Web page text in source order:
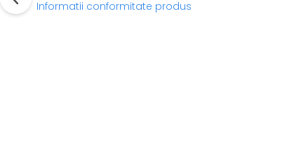
Informatii conformitate produs